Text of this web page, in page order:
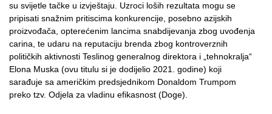
su svijetle tačke u izvještaju. Uzroci loših rezultata mogu se
pripisati snažnim pritiscima konkurencije, posebno azijskih
proizvođača, opterećenim lancima snabdijevanja zbog uvođenja
carina, te udaru na reputaciju brenda zbog kontroverznih
političkih aktivnosti Teslinog generalnog direktora i „tehnokralja“
Elona Muska (ovu titulu si je dodijelio 2021. godine) koji
sarađuje sa američkim predsjednikom Donaldom Trumpom
preko tzv. Odjela za vladinu efikasnost (Doge).